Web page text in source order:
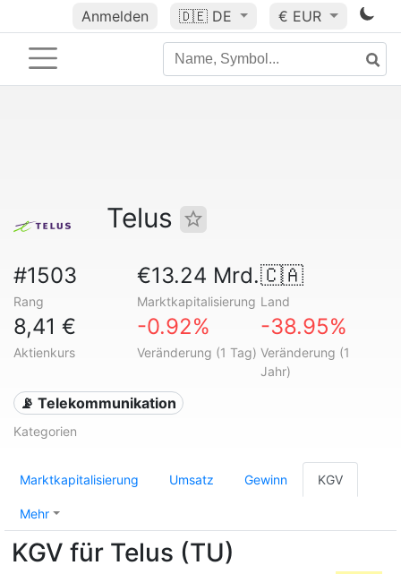
Anmelden 🇩🇪 DE € EUR
Telus
#1503
Rang
€13.24 Mrd.
Marktkapitalisierung
🇨🇦
Land
8,41 €
Aktienkurs
-0.92%
Veränderung (1 Tag)
-38.95%
Veränderung (1
Jahr)
📡 Telekommunikation
Kategorien
Marktkapitalisierung Umsatz Gewinn KGV
Mehr
KGV für Telus (TU)